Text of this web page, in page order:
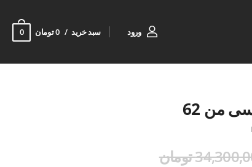
ورود سبد خرید 0 تومان 0
من 62
تومان